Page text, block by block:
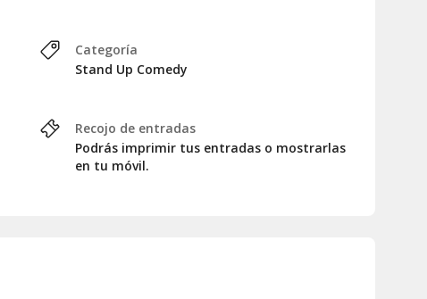
Categoría
Stand Up Comedy
Recojo de entradas
Podrás imprimir tus entradas o mostrarlas
en tu móvil.